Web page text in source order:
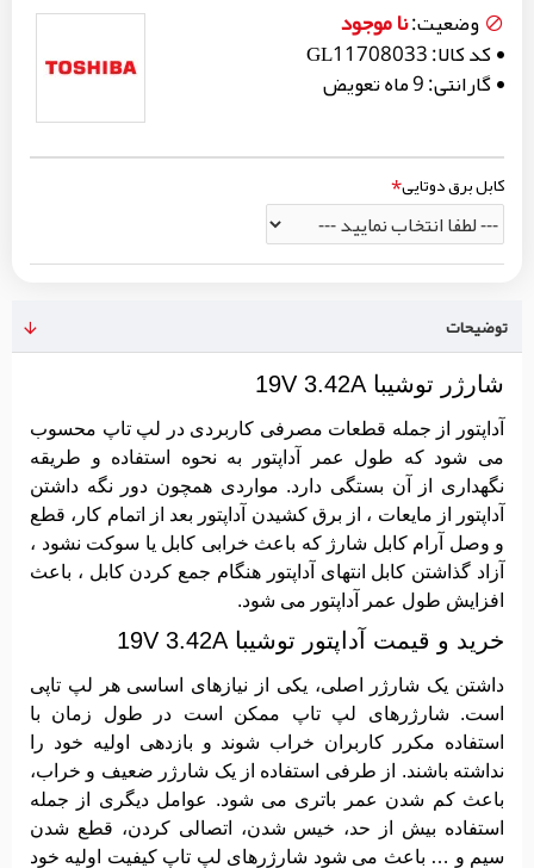
وضعیت:نا موجود
کد کالا:GL11708033
گارانتی:9 ماه تعویض
کابل برق دوتایی
توضیحات
شارژر توشیبا 19V 3.42A
آداپتور از جمله قطعات مصرفی کاربردی در لپ تاپ محسوب
می شود که طول عمر آداپتور به نحوه استفاده و طریقه
نگهداری از آن بستگی دارد. مواردی همچون دور نگه داشتن
آداپتور از مایعات ، از برق کشیدن آداپتور بعد از اتمام کار، قطع
و وصل آرام کابل شارژ که باعث خرابی کابل یا سوکت نشود ،
آزاد گذاشتن کابل انتهای آداپتور هنگام جمع کردن کابل ، باعث
افزایش طول عمر آداپتور می شود.
خرید و قیمت آداپتور توشیبا 19V 3.42A
داشتن یک شارژر اصلی، یکی از نیازهای اساسی هر لپ تاپی
است. شارژرهای لپ تاپ ممکن است در طول زمان با
استفاده مکرر کاربران خراب شوند و بازدهی اولیه خود را
نداشته باشند. از طرفی استفاده از یک شارژر ضعیف و خراب،
باعث کم شدن عمر باتری می شود. عوامل دیگری از جمله
استفاده بیش از حد، خیس شدن، اتصالی کردن، قطع شدن
سیم و … باعث می شود شارژرهای لپ تاپ کیفیت اولیه خود